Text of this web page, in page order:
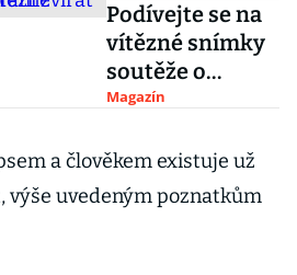
Podívejte se na
vítězné snímky
soutěže o
nejvtipnější
roku 2016
Magazín
a člověkem existuje už
výše uvedeným poznatkům